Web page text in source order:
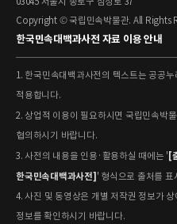
Copyright © 국립민속박물관. All Rights
한국민속대백과사전 자료 이용 안내
1. 한국민속대백과사전의 텍스트는 공공
적용합니다.
2. 상업적 이용이 필요하시면 국립민속박
협의하시기 바랍니다.
3. 사전의 내용을 인용·활용하실 때에는 ' [
한국민속대백과사전] ' 형식으로 출처를 표
4. 사진 및 동영상은 개별 저작권 정보가
정보를 확인하시기 바랍니다.